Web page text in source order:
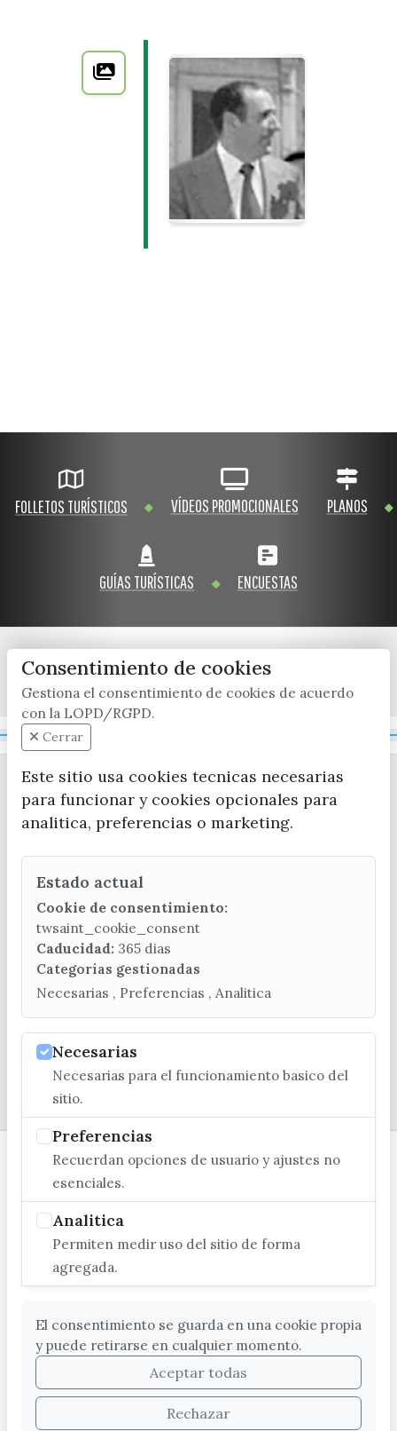
FOLLETOS TURÍSTICOS VÍDEOS PROMOCIONALES PLANOS
GUÍAS TURÍSTICAS ENCUESTAS
x / twitter facebook youtube instagram
CONTACTA CON LA OFICINA DE TURISMO
(+34) 952 541 104
turismo@velezmalaga.es
C/ Poniente, 2. CP 29740 - Torre del Mar
Consentimiento de cookies
Gestiona el consentimiento de cookies de acuerdo
con la LOPD/RGPD.
Cerrar
Este sitio usa cookies tecnicas necesarias
para funcionar y cookies opcionales para
analitica, preferencias o marketing.
Estado actual
Cookie de consentimiento:
twsaint_cookie_consent
Caducidad: 365 dias
Categorias gestionadas
Necesarias , Preferencias , Analitica
Necesarias
Necesarias para el funcionamiento basico del
sitio.
Preferencias
Recuerdan opciones de usuario y ajustes no
esenciales.
Analitica
Permiten medir uso del sitio de forma
agregada.
El consentimiento se guarda en una cookie propia
y puede retirarse en cualquier momento.
Aceptar todas
Rechazar